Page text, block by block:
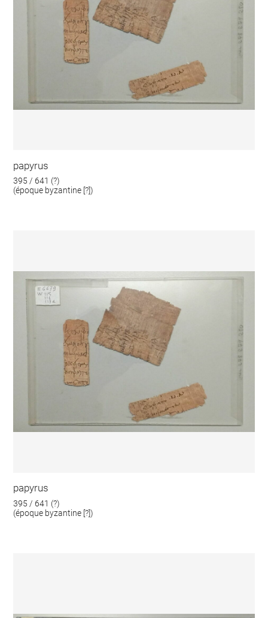
papyrus
395 / 641 (?)
(époque byzantine [?])
papyrus
395 / 641 (?)
(époque byzantine [?])